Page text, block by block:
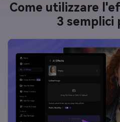
Come utilizzare
3 semplici